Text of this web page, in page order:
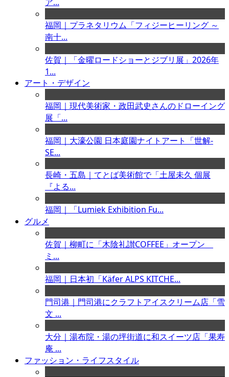
福岡｜プラネタリウム「フィジーヒーリング ～
南十...
佐賀｜「金曜ロードショーとジブリ展」2026年
1...
アート・デザイン
福岡｜現代美術家・政田武史さんのドローイング
展「...
福岡｜大濠公園 日本庭園ナイトアート「世解-
SE...
長崎・五島｜てとば美術館で「土屋未久 個展
『よる...
福岡｜「Lumiek Exhibition Fu...
グルメ
佐賀｜柳町に「木陰礼讃COFFEE」オープン
ミ...
福岡｜日本初「Käfer ALPS KITCHE...
門司港｜門司港にクラフトアイスクリーム店「雪
文 ...
大分｜湯布院・湯の坪街道に和スイーツ店「果寿
庵 ...
ファッション・ライフスタイル